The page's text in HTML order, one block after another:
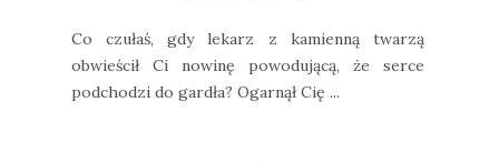
Co czułaś, gdy lekarz z kamienną twarzą
obwieścił Ci nowinę powodującą, że serce
podchodzi do gardła? Ogarnął Cię ...